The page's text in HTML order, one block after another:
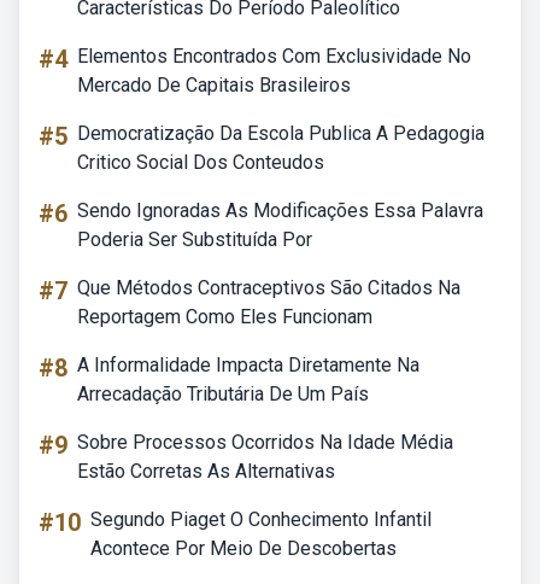
Características Do Período Paleolítico
#4 Elementos Encontrados Com Exclusividade No
Mercado De Capitais Brasileiros
#5 Democratização Da Escola Publica A Pedagogia
Critico Social Dos Conteudos
#6 Sendo Ignoradas As Modificações Essa Palavra
Poderia Ser Substituída Por
#7 Que Métodos Contraceptivos São Citados Na
Reportagem Como Eles Funcionam
#8 A Informalidade Impacta Diretamente Na
Arrecadação Tributária De Um País
#9 Sobre Processos Ocorridos Na Idade Média
Estão Corretas As Alternativas
#10 Segundo Piaget O Conhecimento Infantil
Acontece Por Meio De Descobertas